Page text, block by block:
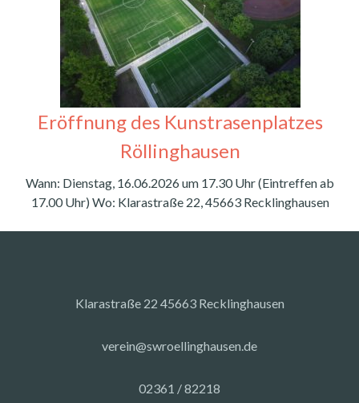
Eröffnung des Kunstrasenplatzes
Röllinghausen
Wann: Dienstag, 16.06.2026 um 17.30 Uhr (Eintreffen ab
17.00 Uhr) Wo: Klarastraße 22, 45663 Recklinghausen
Klarastraße 22 45663 Recklinghausen
verein@swroellinghausen.de
02361 / 82218